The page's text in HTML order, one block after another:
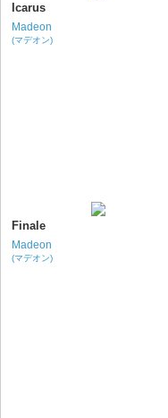
Icarus
Madeon
(マデオン)
Finale
Madeon
(マデオン)